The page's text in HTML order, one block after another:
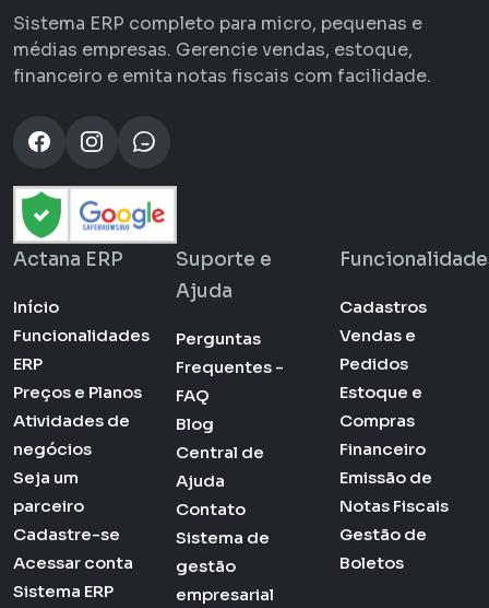
Sistema ERP completo para micro, pequenas e
médias empresas. Gerencie vendas, estoque,
financeiro e emita notas fiscais com facilidade.
Actana ERP
Início
Funcionalidades
ERP
Preços e Planos
Atividades de
negócios
Seja um
parceiro
Cadastre-se
Acessar conta
Sistema ERP
Suporte e
Ajuda
Perguntas
Frequentes -
FAQ
Blog
Central de
Ajuda
Contato
Sistema de
gestão
empresarial
Cadastros
Vendas e
Pedidos
Estoque e
Compras
Financeiro
Emissão de
Notas Fiscais
Gestão de
Boletos